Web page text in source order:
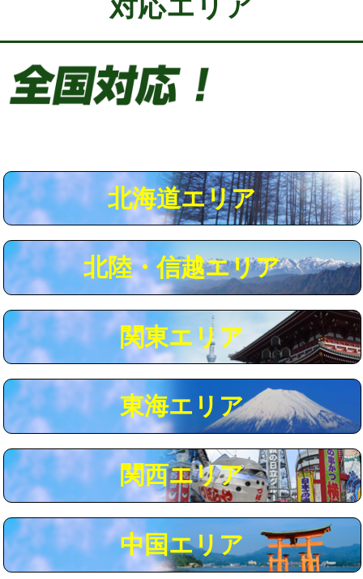
給水管工事※（土の掘削・埋め戻し作
11,000円
給水管工事※（塩ビ管（VP・HI）使
用/3ｍまで)
給水管工事※（ライニング鋼管・銅
管・ポリ管・HT管使用/3ｍまで)
44,000円
給水管工事※（ライニング鋼管・銅
+8,800円
マス交換（土の掘削・埋め戻し作業） 11,000円~
マス交換（深さ50㎝以上） 66,000円
コンクリート斫り（厚さ10㎝まで） 27,500円
コンクリート斫り（厚さ10㎝超え） 38,500円
モルタル補修（厚さ10㎝まで） 27,500円
モルタル補修（厚さ10㎝超え） 38,500円
追加人工 16,500円
現場見積
※給水管工事は20mmまでの価格です。
北海道エリア
北陸・信越エリア
関東エリア
東海エリア
関西エリア
中国エリア